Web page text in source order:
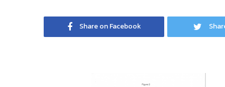
Share on Facebook